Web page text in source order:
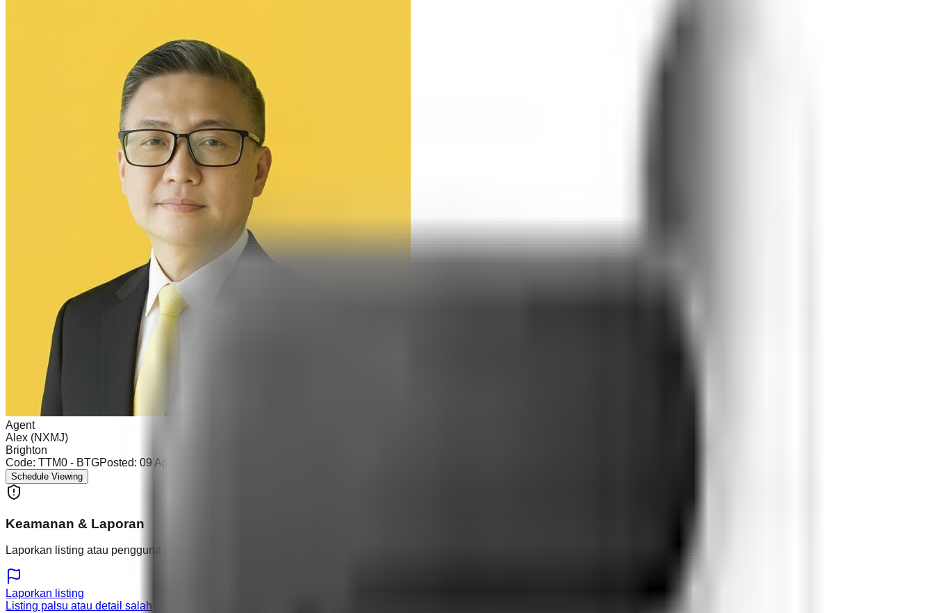
Agent
Alex (NXMJ)
Brighton
Code: TTM0 - BTGPosted: 09 Apr 2026
Schedule Viewing
Keamanan & Laporan
Laporkan listing atau pengguna yang mencurigakan.
Laporkan listing
Listing palsu atau detail salah